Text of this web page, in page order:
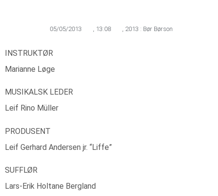
05/05/2013 , 13:08 , 2013 : Bør Børson
INSTRUKTØR
Marianne Løge
MUSIKALSK LEDER
Leif Rino Müller
PRODUSENT
Leif Gerhard Andersen jr. “Liffe”
SUFFLØR
Lars-Erik Holtane Bergland